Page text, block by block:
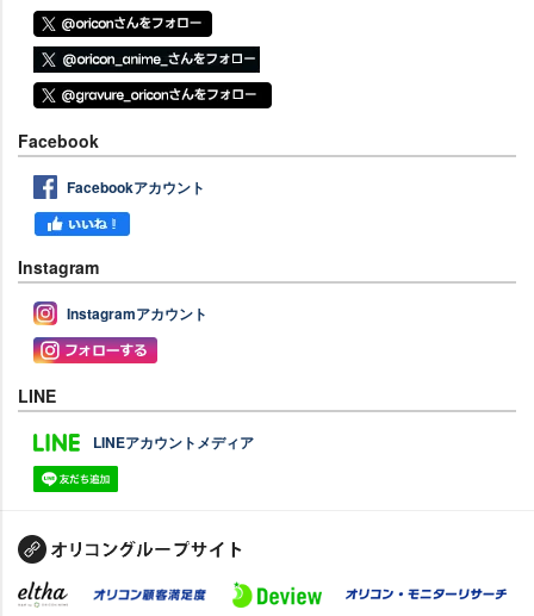
Facebook
Facebookアカウント
Instagram
Instagramアカウント
LINE
LINEアカウントメディア